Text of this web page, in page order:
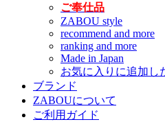
ご奉仕品
ZABOU style
recommend and more
ranking and more
Made in Japan
お気に入りに追加し
ブランド
ZABOUについて
ご利用ガイド